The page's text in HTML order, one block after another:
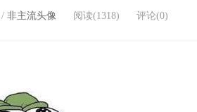
/ 非主流头像 阅读(1318) 评论(0)